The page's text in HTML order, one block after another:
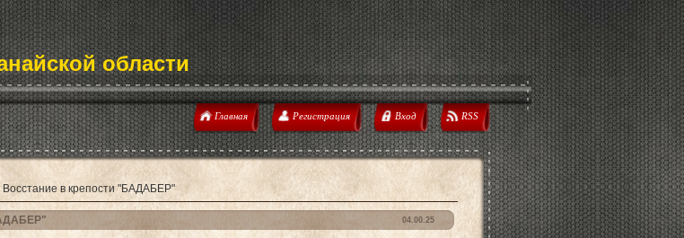
области
Главная Регистрация Вход RSS
в крепости "БАДАБЕР"
04.00.25